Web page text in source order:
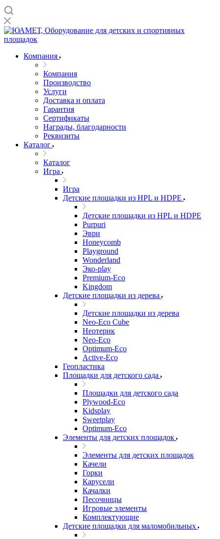
Компания
Компания
Производство
Услуги
Доставка и оплата
Гарантия
Сертификаты
Награды, благодарности
Реквизиты
Каталог
Каталог
Игра
Игра
Детские площадки из HPL и HDPE
Детские площадки из HPL и HDPE
Purpuri
Эври
Honeycomb
Playground
Wonderland
Эко-play
Premium-Eco
Kingdom
Детские площадки из дерева
Детские площадки из дерева
Neo-Eco Cube
Неотерик
Neo-Eco
Оptimum-Еco
Active-Eco
Геопластика
Площадки для детского сада
Площадки для детского сада
Plywood-Eco
Kidsplay
Sweetplay
Оptimum-Еco
Элементы для детских площадок
Элементы для детских площадок
Качели
Горки
Карусели
Качалки
Песочницы
Игровые элементы
Комплектующие
Детские площадки для маломобильных